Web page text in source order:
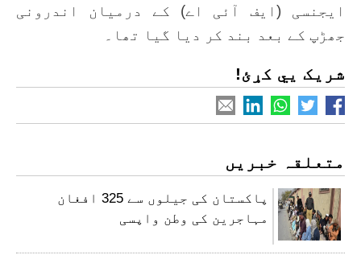
ایجنسی (ایف آئی اے) کے درمیان اندرونی
جھڑپ کے بعد بند کر دیا گیا تھا۔
شریک یي کړئ!
متعلقہ خبریں
پاکستان کی جیلوں سے 325 افغان
مہاجرین کی وطن واپسی